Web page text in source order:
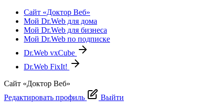
Сайт «Доктор Веб»
Мой Dr.Web для дома
Мой Dr.Web для бизнеса
Мой Dr.Web по подписке
Dr.Web vxCube
Dr.Web FixIt!
Сайт «Доктор Веб»
Редактировать профиль
Выйти